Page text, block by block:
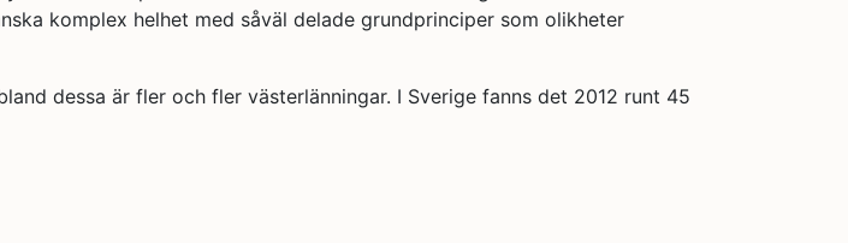
komplex helhet med såväl delade grundprinciper som olikheter
dessa är fler och fler västerlänningar. I Sverige fanns det 2012 runt 45